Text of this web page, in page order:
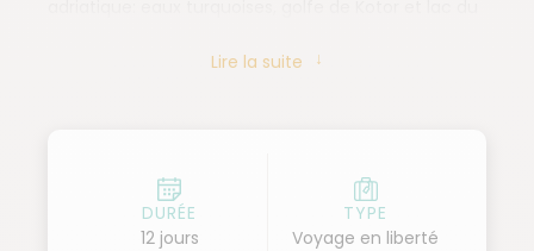
Lire la suite
DURÉE
12 jours
TYPE
Voyage en liberté